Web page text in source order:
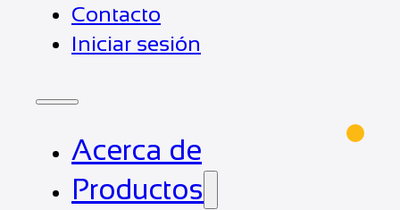
Contacto
Iniciar sesión
Acerca de
Productos